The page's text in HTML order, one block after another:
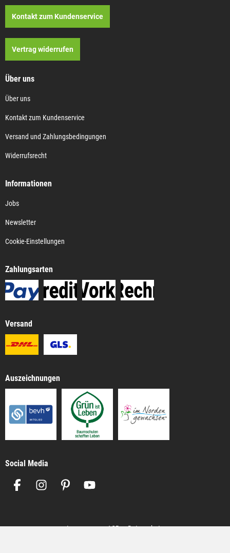
Kontakt zum Kundenservice
Vertrag widerrufen
Über uns
Über uns
Kontakt zum Kundenservice
Versand und Zahlungsbedingungen
Widerrufsrecht
Informationen
Jobs
Newsletter
Cookie-Einstellungen
Zahlungsarten
Versand
Auszeichnungen
Social Media
Impressum AGB Datenschutz